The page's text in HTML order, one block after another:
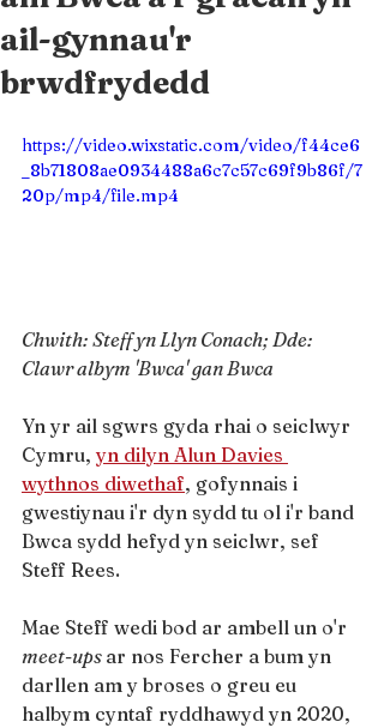
ail-gynnau'r
brwdfrydedd
https://video.wixstatic.com/video/f44ce6
_8b71808ae0934488a6c7c57c69f9b86f/7
20p/mp4/file.mp4
Chwith: Steff yn Llyn Conach; Dde:
Clawr albym 'Bwca' gan Bwca
Yn yr ail sgwrs gyda rhai o seiclwyr
Cymru, yn dilyn Alun Davies
wythnos diwethaf, gofynnais i
gwestiynau i'r dyn sydd tu ol i'r band
Bwca sydd hefyd yn seiclwr, sef
Steff Rees.
Mae Steff wedi bod ar ambell un o'r
meet-ups ar nos Fercher a bum yn
darllen am y broses o greu eu
halbym cyntaf ryddhawyd yn 2020,